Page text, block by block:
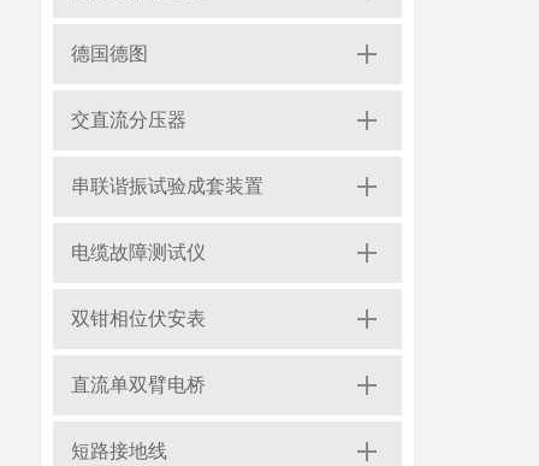
德国德图
交直流分压器
串联谐振试验成套装置
电缆故障测试仪
双钳相位伏安表
直流单双臂电桥
短路接地线